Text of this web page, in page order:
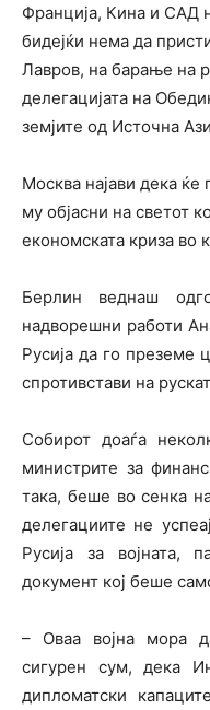
Франција, Кина и САД
бидејќи нема да
Лавров, на барање на
делегацијата на
земјите од Источна
Москва најави дека ќе
му објасни на светот
економската криза во
Берлин веднаш
надворешни работи
Русија да го преземе
спротивстави на
Собирот доаѓа
министрите за
така, беше во сенка
делегациите не
Русија за војната,
документ кој беше
– Оваа војна мора
сигурен сум, дека
дипломатски